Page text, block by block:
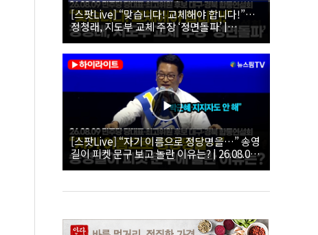
[스팟Live] “맞습니다! 교체해야 합니다!”…
정청래, 지도부 교체 주장 ‘정면돌파’ |
26.08.09 더불어민주당 당대표·최고위원 후
보 대구·경북 합동연설회
[스팟Live] “자기 이름으로 정당명을…” 송영
길이 피켓 문구 보고 놀란 이유는? | 26.08.09
더불어민주당 당대표·최고위원 후보 대구·경